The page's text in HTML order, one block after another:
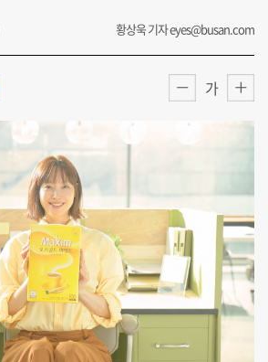
황상욱 기자 eyes@busan.com
가